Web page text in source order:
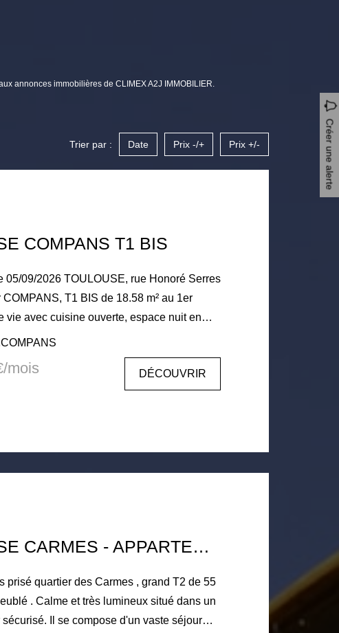
annonces immobilières de CLIMEX A2J IMMOBILIER.
Créer une alerte
Trier par : Date Prix -/+ Prix +/-
COMPANS T1 BIS
05/09/2026 TOULOUSE, rue Honoré Serres
T1 BIS de 18.58 m² au 1er
vie avec cuisine ouverte, espace nuit en
d'eau avec WC. Lumineux - nombreux
immédiate des commerces et du
Loyer 521€ + 36€ P/Charges incluant la
- dépôt de garantie 521€ Honoraires à la
mois DÉCOUVRIR
TOULOUSE CARMES - APPARTEMENT T2
prisé quartier des Carmes , grand T2 de 55
. Calme et très lumineux situé dans un
Il se compose d'un vaste séjour